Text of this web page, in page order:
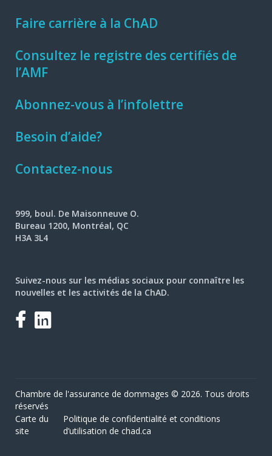
Faire carrière à la ChAD
Consultez le registre des certifiés de
l’AMF
Abonnez-vous à l’infolettre
Besoin d’aide?
Contactez-nous
999, boul. De Maisonneuve O.
Bureau 1200, Montréal, QC
H3A 3L4
Suivez-nous sur les médias sociaux pour connaître les
nouvelles et les activités de la ChAD.
Facebook
LinkedIn
Chambre de l'assurance de dommages © 2026. Tous droits
réservés
Carte du
site
Politique de confidentialité et conditions
d’utilisation de chad.ca